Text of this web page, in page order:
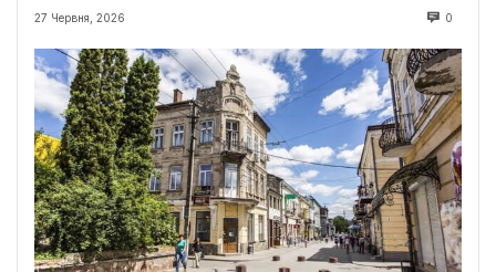
27 Червня, 2026 0